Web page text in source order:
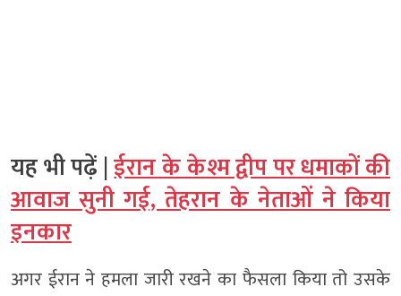
यह भी पढ़ें |ईरान के केश्म द्वीप पर धमाकों की
आवाज सुनी गई, तेहरान के नेताओं ने किया
इनकार
अगर ईरान ने हमला जारी रखने का फैसला किया तो उसके